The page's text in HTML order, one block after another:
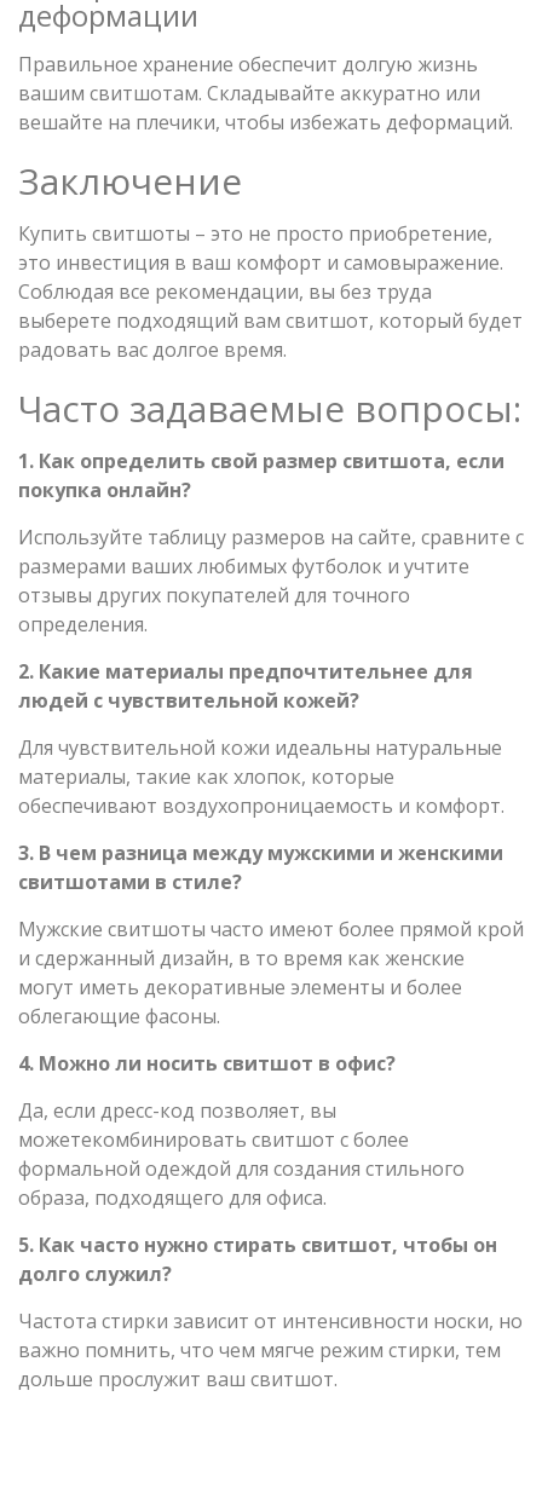
деформации
Правильное хранение обеспечит долгую жизнь
вашим свитшотам. Складывайте аккуратно или
вешайте на плечики, чтобы избежать деформаций.
Заключение
Купить свитшоты – это не просто приобретение,
это инвестиция в ваш комфорт и самовыражение.
Соблюдая все рекомендации, вы без труда
выберете подходящий вам свитшот, который будет
радовать вас долгое время.
Часто задаваемые вопросы:
1. Как определить свой размер свитшота, если
покупка онлайн?
Используйте таблицу размеров на сайте, сравните с
размерами ваших любимых футболок и учтите
отзывы других покупателей для точного
определения.
2. Какие материалы предпочтительнее для
людей с чувствительной кожей?
Для чувствительной кожи идеальны натуральные
материалы, такие как хлопок, которые
обеспечивают воздухопроницаемость и комфорт.
3. В чем разница между мужскими и женскими
свитшотами в стиле?
Мужские свитшоты часто имеют более прямой крой
и сдержанный дизайн, в то время как женские
могут иметь декоративные элементы и более
облегающие фасоны.
4. Можно ли носить свитшот в офис?
Да, если дресс-код позволяет, вы
можетекомбинировать свитшот с более
формальной одеждой для создания стильного
образа, подходящего для офиса.
5. Как часто нужно стирать свитшот, чтобы он
долго служил?
Частота стирки зависит от интенсивности носки, но
важно помнить, что чем мягче режим стирки, тем
дольше прослужит ваш свитшот.